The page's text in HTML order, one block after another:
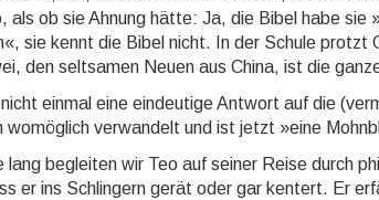
als ob sie Ahnung hätte: Ja, die Bibel habe
sie kennt die Bibel nicht. In der Schule
den selt­sa­men Neuen aus China, ist die
einmal eine eindeutige Antwort auf die
wo­mög­lich ver­wan­delt und ist jetzt »eine
lang begleiten wir Teo auf seiner Reise durch
er ins Schlingern gerät oder gar kentert. Er